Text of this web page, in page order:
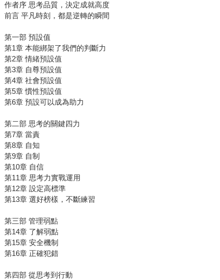
作者序 思考品質，決定成就高度
前言 平凡時刻，都是逆轉的瞬間
第一部 預設值
第1章 本能綁架了我們的判斷力
第2章 情緒預設值
第3章 自尊預設值
第4章 社會預設值
第5章 慣性預設值
第6章 預設可以成為助力
第二部 思考的關鍵四力
第7章 當責
第8章 自知
第9章 自制
第10章 自信
第11章 思考力實戰運用
第12章 設定高標準
第13章 選好榜樣，不斷練習
第三部 管理弱點
第14章 了解弱點
第15章 安全機制
第16章 正確犯錯
第四部 從思考到行動